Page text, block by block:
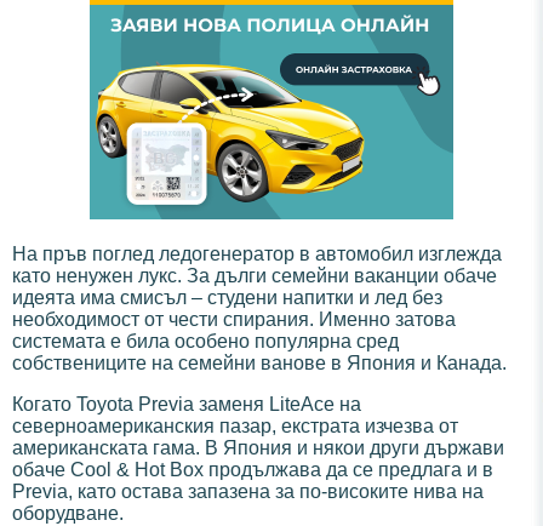
На пръв поглед ледогенератор в автомобил изглежда
като ненужен лукс. За дълги семейни ваканции обаче
идеята има смисъл – студени напитки и лед без
необходимост от чести спирания. Именно затова
системата е била особено популярна сред
собствениците на семейни ванове в Япония и Канада.
Когато Toyota Previa заменя LiteAce на
северноамериканския пазар, екстрата изчезва от
американската гама. В Япония и някои други държави
обаче Cool & Hot Box продължава да се предлага и в
Previa, като остава запазена за по-високите нива на
оборудване.